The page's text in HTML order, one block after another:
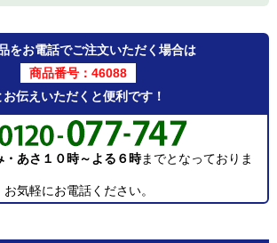
をお電話でご注文いただく場合は
商品番号：46088
お伝えいただくと便利です！
・あさ１０時～よる６時までとなっておりま
気軽にお電話ください。